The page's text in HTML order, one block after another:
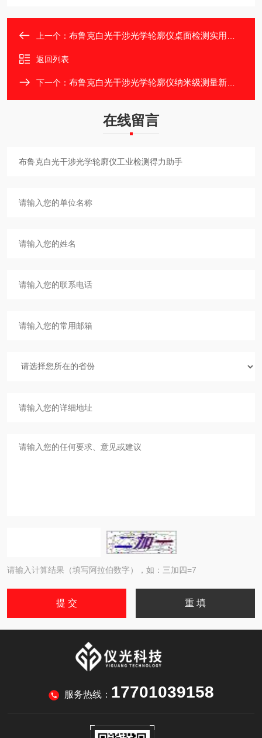
上一个： 布鲁克白光干涉光学轮廓仪桌面检测实用选择
返回列表
下一个： 布鲁克白光干涉光学轮廓仪纳米级测量新选择
在线留言
请输入计算结果（填写阿拉伯数字），如：三加四=7
服务热线： 17701039158